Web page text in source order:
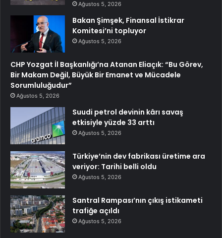
Ağustos 5, 2026
Bakan Şimşek, Finansal İstikrar
Komitesi’ni topluyor
Ağustos 5, 2026
CHP Yozgat İl Başkanlığı’na Atanan Eliaçık: “Bu Görev,
Bir Makam Değil, Büyük Bir Emanet ve Mücadele
Sorumluluğudur”
Ağustos 5, 2026
Suudi petrol devinin kârı savaş
etkisiyle yüzde 33 arttı
Ağustos 5, 2026
Türkiye’nin dev fabrikası üretime ara
veriyor: Tarihi belli oldu
Ağustos 5, 2026
Santral Rampası’nın çıkış istikameti
trafiğe açıldı
Ağustos 5, 2026